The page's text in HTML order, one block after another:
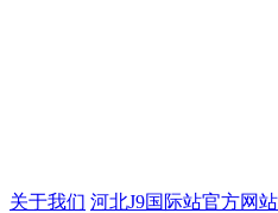
关于我们 河北J9国际站官方网